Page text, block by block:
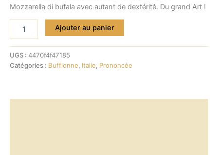
Mozzarella di bufala avec autant de dextérité. Du grand Art !
di
bufala
Ajouter au panier
UGS : 4470f4f47185
Catégories : Bufflonne, Italie, Prononcée